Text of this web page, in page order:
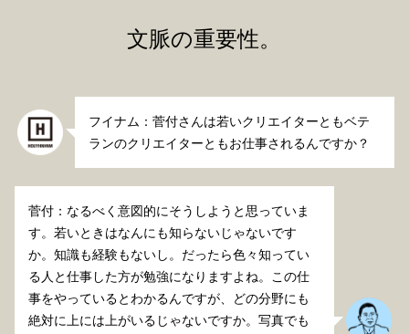
文脈の重要性。
フイナム：菅付さんは若いクリエイターともベテ
ランのクリエイターともお仕事されるんですか？
菅付：なるべく意図的にそうしようと思っていま
す。若いときはなんにも知らないじゃないです
か。知識も経験もないし。だったら色々知ってい
る人と仕事した方が勉強になりますよね。この仕
事をやっているとわかるんですが、どの分野にも
絶対に上には上がいるじゃないですか。写真でも